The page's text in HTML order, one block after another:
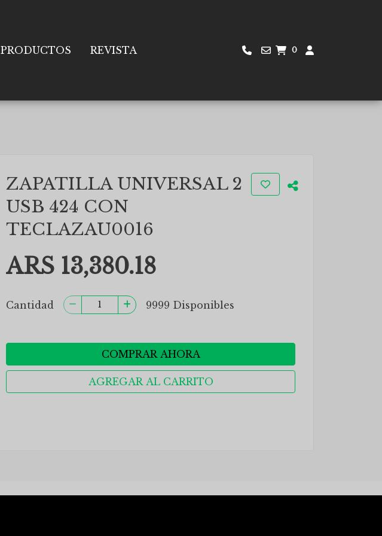
PRODUCTOS REVISTA 0
ZAPATILLA UNIVERSAL 2
USB 424 CON
TECLAZAU0016
ARS 13,380.18
Cantidad 9999 Disponibles
COMPRAR AHORA
AGREGAR AL CARRITO